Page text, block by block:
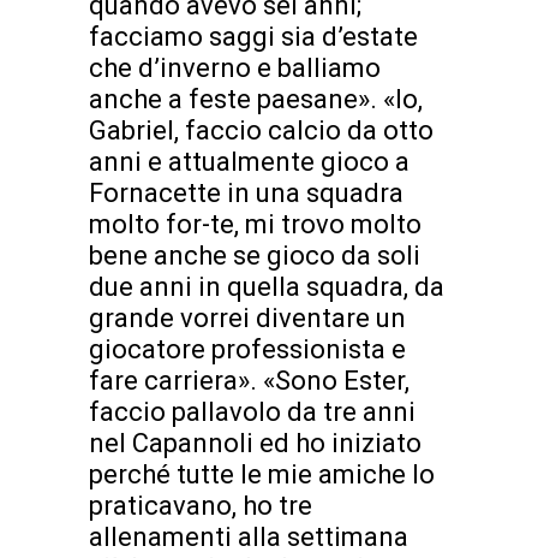
facciamo saggi sia d’estate
che d’inverno e balliamo
anche a feste paesane». «Io,
Gabriel, faccio calcio da otto
anni e attualmente gioco a
Fornacette in una squadra
molto for-te, mi trovo molto
bene anche se gioco da soli
due anni in quella squadra, da
grande vorrei diventare un
giocatore professionista e
fare carriera». «Sono Ester,
faccio pallavolo da tre anni
nel Capannoli ed ho iniziato
perché tutte le mie amiche lo
praticavano, ho tre
allenamenti alla settimana